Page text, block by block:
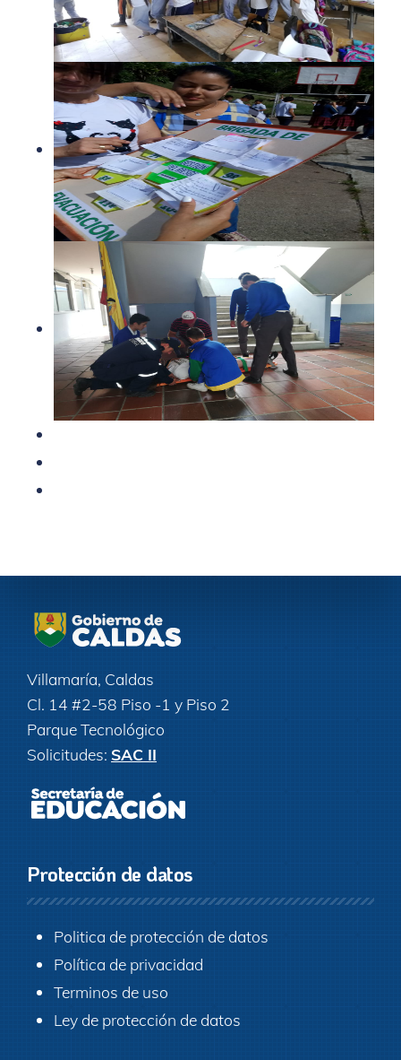
Villamaría, Caldas
Cl. 14 #2-58 Piso -1 y Piso 2
Parque Tecnológico
Solicitudes: SAC II
Protección de datos
Politica de protección de datos
Política de privacidad
Terminos de uso
Ley de protección de datos